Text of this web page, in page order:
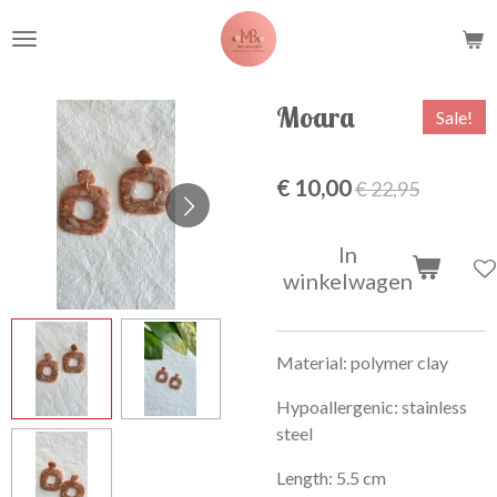
direct
hoofdinhoud
Moara Sale!
€ 10,00€ 22,95
In
winkelwagen
Material: polymer clay
Hypoallergenic: stainless
steel
Length: 5.5 cm